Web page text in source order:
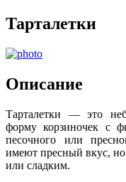
Тарталетки
Описание
Тарталетки — это
форму корзиночек с
песочного или
имеют пресный вкус, но
или сладким.